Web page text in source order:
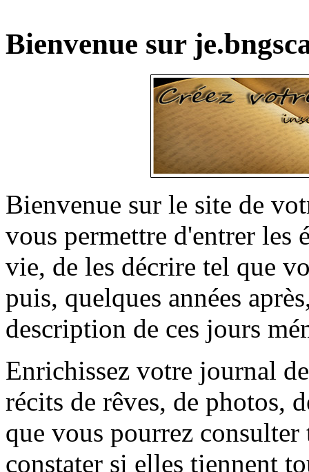
Bienvenue sur
Bienvenue sur le site de
vous permettre d'entrer les
vie, de les décrire tel que
puis, quelques années
description de ces jours
Enrichissez votre journal
récits de rêves, de photos,
que vous pourrez
constater si elles tiennent